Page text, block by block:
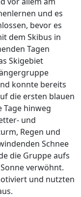
und es
bevor es
dem Skibus in
Tagen
Skigebiet
konnte bereits
die ersten blauen
Tage hinweg
und
Regen und
Schnee
die Gruppe aufs
verwöhnt.
und nutzten